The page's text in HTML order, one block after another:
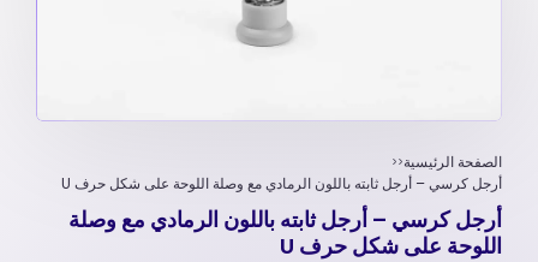
الصفحة الرئيسية
أرجل كرسي – أرجل ثابته باللون الرمادي مع وصلة اللوحة علی شکل حرف U
أرجل كرسي – أرجل ثابته باللون الرمادي مع وصلة
اللوحة علی شکل حرف U